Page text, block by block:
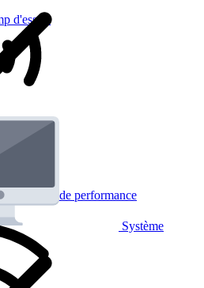
Système
d'essais
et de performance